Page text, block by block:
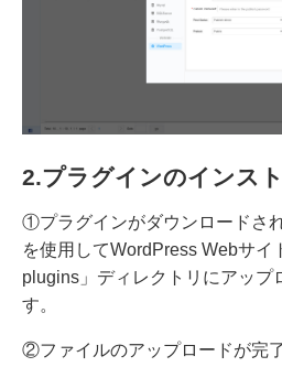
2.プラグインのインス
①プラグインがダウンロードさ
を使用してWordPress Webサイ
plugins」ディレクトリにアップ
す。
②ファイルのアップロードが完